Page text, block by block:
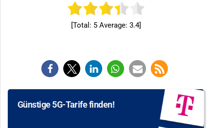
[Total: 5Average: 3.4]
Günstige 5G-Tarife finden!